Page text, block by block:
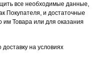
все необходимые данные,
Покупателя, и достаточные
им Товара или для оказания
на условиях